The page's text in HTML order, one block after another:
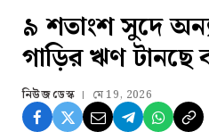
৯ শতাংশ সুদে
গাড়ির ঋণ টানছে
নিউজ ডেস্ক মে 19, 2026